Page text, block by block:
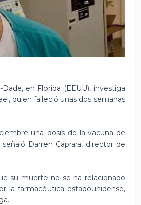
en Florida (EEUU), investiga
quien falleció unas dos semanas
una dosis de la vacuna de
Darren Caprara, director de
su muerte no se ha relacionado
la farmacéutica estadounidense,